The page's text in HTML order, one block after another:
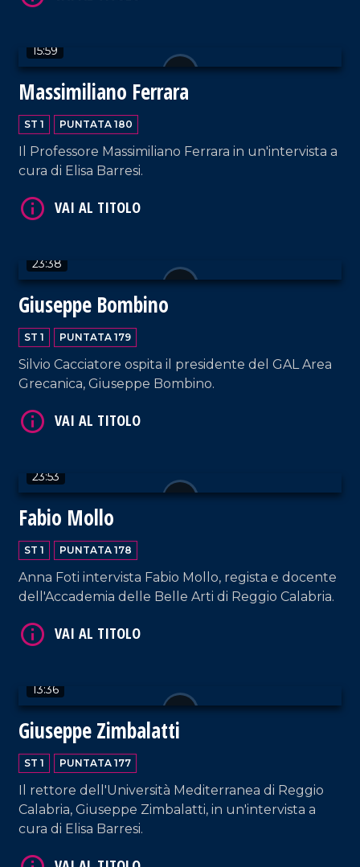
15:59
Massimiliano Ferrara
ST 1 PUNTATA 180
Il Professore Massimiliano Ferrara in un'intervista a
cura di Elisa Barresi.
23:38
Giuseppe Bombino
ST 1 PUNTATA 179
Silvio Cacciatore ospita il presidente del GAL Area
Grecanica, Giuseppe Bombino.
23:53
Fabio Mollo
ST 1 PUNTATA 178
Anna Foti intervista Fabio Mollo, regista e docente
dell'Accademia delle Belle Arti di Reggio Calabria.
13:36
Giuseppe Zimbalatti
ST 1 PUNTATA 177
Il rettore dell'Università Mediterranea di Reggio
Calabria, Giuseppe Zimbalatti, in un'intervista a
cura di Elisa Barresi.
VAI AL TITOLO
VAI AL TITOLO
VAI AL TITOLO